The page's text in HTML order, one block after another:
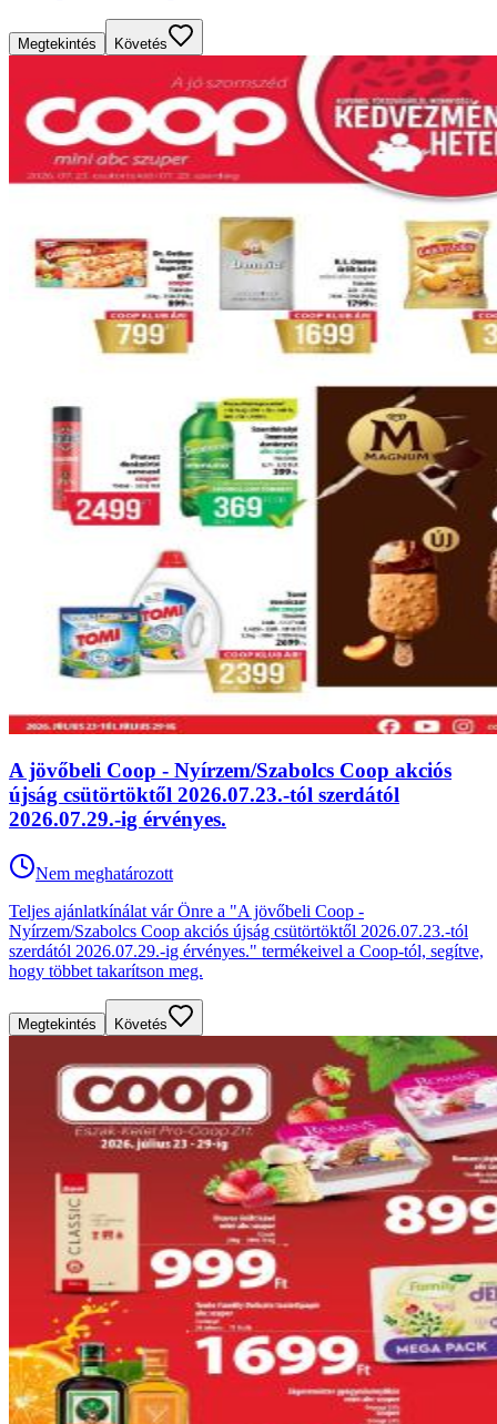
Megtekintés Követés
A jövőbeli Coop - Nyírzem/Szabolcs Coop akciós
újság csütörtöktől 2026.07.23.-tól szerdától
2026.07.29.-ig érvényes.
Nem meghatározott
Teljes ajánlatkínálat vár Önre a "A jövőbeli Coop -
Nyírzem/Szabolcs Coop akciós újság csütörtöktől 2026.07.23.-tól
szerdától 2026.07.29.-ig érvényes." termékeivel a Coop-tól, segítve,
hogy többet takarítson meg.
Megtekintés Követés